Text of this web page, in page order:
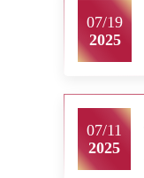
07/19
2025
07/11
2025